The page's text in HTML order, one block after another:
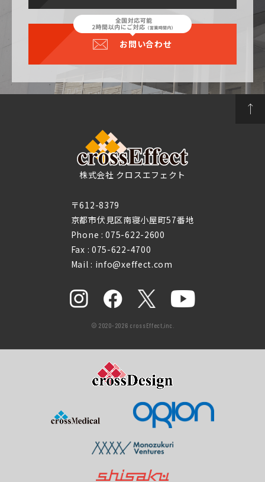
お問い合わせ
株式会社 クロスエフェクト
〒612-8379
京都市伏見区南寝小屋町57番地
Phone :075-622-2600
Fax : 075-622-4700
Mail : info@xeffect.com
© 2020-2026 crossEffect,inc.